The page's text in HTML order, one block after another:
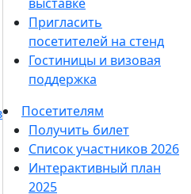
Пригласить
посетителей на стенд
Гостиницы и визовая
поддержка
Посетителям
Получить билет
Список участников 2026
Интерактивный план
2025